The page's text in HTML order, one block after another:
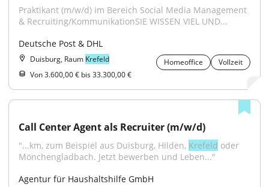
Praktikant (m/w/d) im Bereich Social Media Management
& Recruiting/KommunikationSIE WISSEN VIEL UND...
Deutsche Post & DHL
Duisburg, Raum Krefeld Homeoffice
Vollzeit
Von 3.600,00 € bis 33.300,00 €
Call Center Agent als Recruiter (m/w/d)
"...km, zum Beispiel aus Duisburg, Hilden, Krefeld oder
Mönchengladbach. Jetzt bewerben und Leben..."
Agentur für Haushaltshilfe GmbH